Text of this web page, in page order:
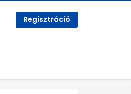
Regisztráció